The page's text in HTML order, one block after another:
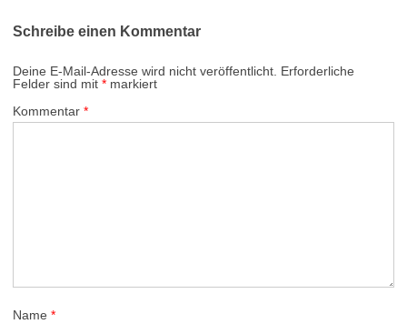
Schreibe einen Kommentar
Deine E-Mail-Adresse wird nicht veröffentlicht. Erforderliche
Felder sind mit * markiert
Kommentar *
Name *